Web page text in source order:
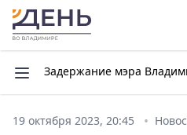
Задержание мэра
19 октября 2023, 20:45